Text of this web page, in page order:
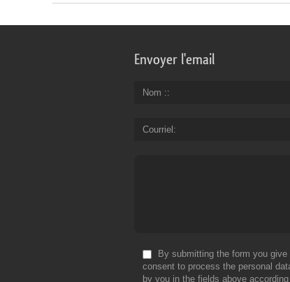
Envoyer l'email
Nom :
Courriel
By submitting the form you give
consent to process the personal
by you in the fields above